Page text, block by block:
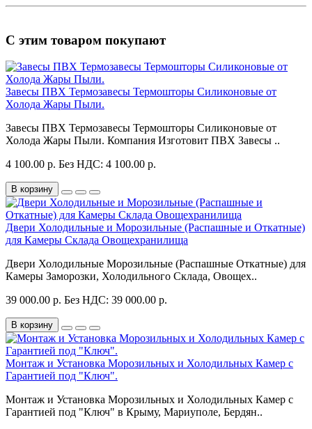
С этим товаром покупают
Завесы ПВХ Термозавесы Термошторы Силиконовые от
Холода Жары Пыли.
Завесы ПВХ Термозавесы Термошторы Силиконовые от
Холода Жары Пыли. Компания Изготовит ПВХ Зaвeсы ..
4 100.00 р. Без НДС: 4 100.00 р.
В корзину
Двери Холодильные и Морозильные (Распашные и Откатные)
для Камеры Склада Овощехранилища
Двери Холодильные Морозильные (Распашные Откатные) для
Камеры Заморозки, Холодильного Склада, Овощех..
39 000.00 р. Без НДС: 39 000.00 р.
В корзину
Монтаж и Установка Морозильных и Холодильных Камер с
Гарантией под "Ключ".
Монтаж и Установка Морозильных и Холодильных Камер с
Гарантией под "Ключ" в Крыму, Мариуполе, Бердян..